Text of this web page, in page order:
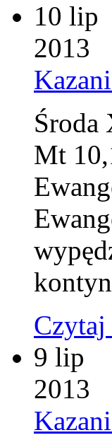
10 lip
2013
Środa
Mt
Czytaj
9 lip
2013